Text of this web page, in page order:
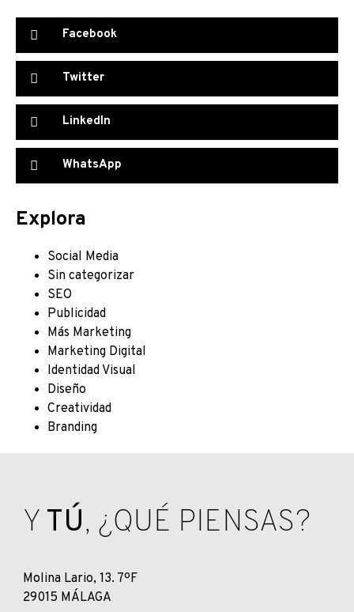
Facebook
Twitter
LinkedIn
WhatsApp
Explora
Social Media
Sin categorizar
SEO
Publicidad
Más Marketing
Marketing Digital
Identidad Visual
Diseño
Creatividad
Branding
Y TÚ, ¿QUÉ PIENSAS?
Molina Lario, 13. 7ºF
29015 MÁLAGA